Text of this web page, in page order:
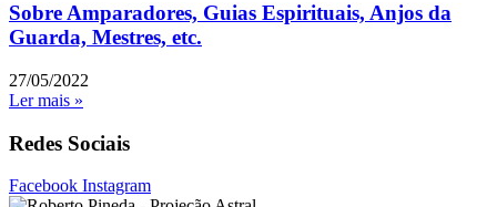
Sobre Amparadores, Guias Espirituais, Anjos da
Guarda, Mestres, etc.
27/05/2022
Ler mais »
Redes Sociais
Facebook Instagram